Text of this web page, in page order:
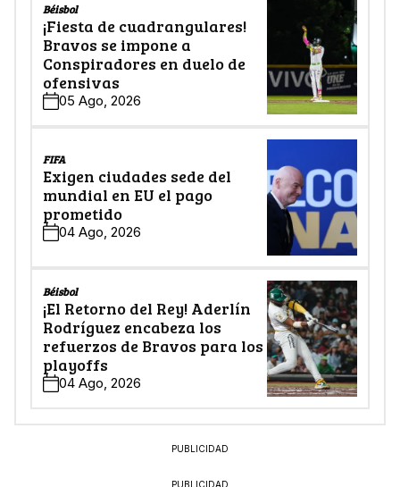
Béisbol
¡Fiesta de cuadrangulares!
Bravos se impone a
Conspiradores en duelo de
ofensivas
05 Ago, 2026
FIFA
Exigen ciudades sede del
mundial en EU el pago
prometido
04 Ago, 2026
Béisbol
¡El Retorno del Rey! Aderlín
Rodríguez encabeza los
refuerzos de Bravos para los
playoffs
04 Ago, 2026
PUBLICIDAD
PUBLICIDAD